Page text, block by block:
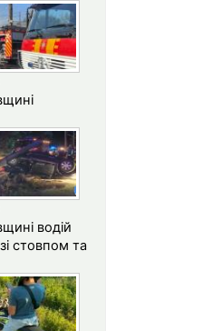
водій
стовпом та